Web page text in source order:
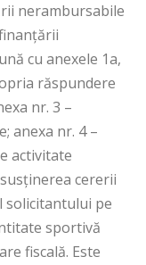
nerambursabile
cu anexele 1a,
răspundere
nr. 3 –
anexa nr. 4 –
activitate
cererii
solicitantului pe
sportivă
fiscală. Este